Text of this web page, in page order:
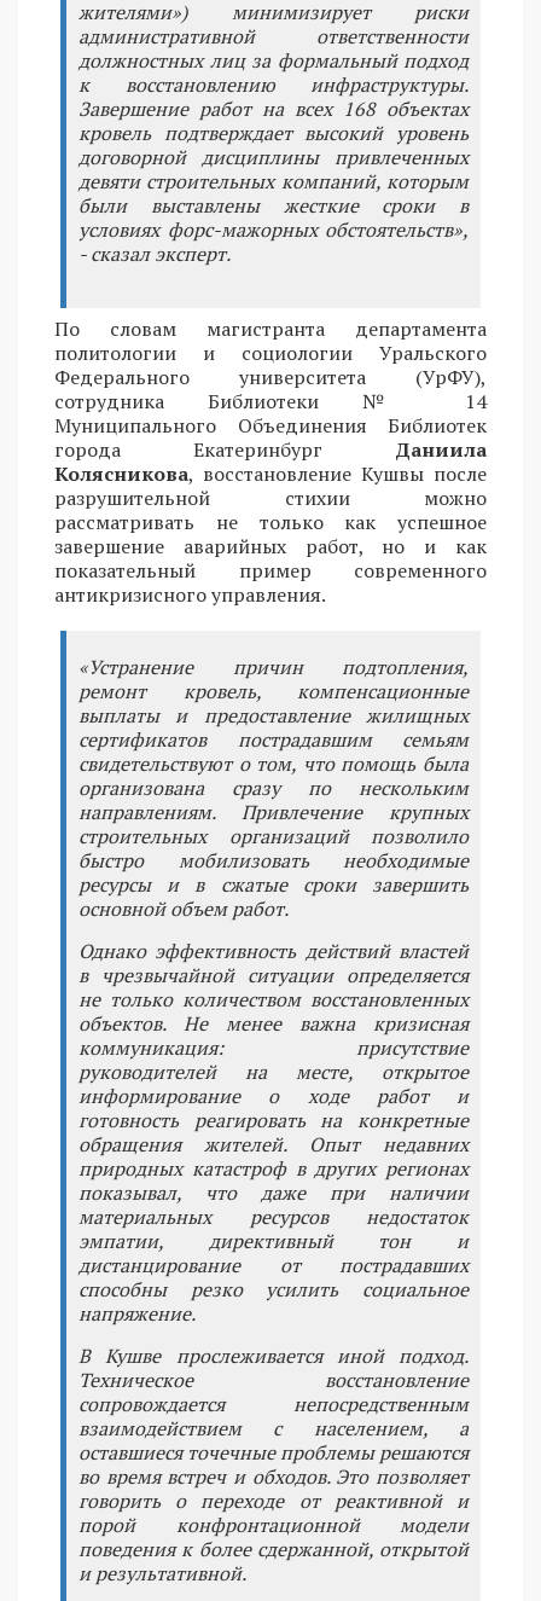
жителями») минимизирует риски
административной ответственности
должностных лиц за формальный подход
к восстановлению инфраструктуры.
Завершение работ на всех 168 объектах
кровель подтверждает высокий уровень
договорной дисциплины привлеченных
девяти строительных компаний, которым
были выставлены жесткие сроки в
условиях форс-мажорных обстоятельств»,
- сказал эксперт.
По словам магистранта департамента
политологии и социологии Уральского
Федерального университета (УрФУ),
сотрудника Библиотеки № 14
Муниципального Объединения Библиотек
города Екатеринбург Даниила
Колясникова, восстановление Кушвы после
разрушительной стихии можно
рассматривать не только как успешное
завершение аварийных работ, но и как
показательный пример современного
антикризисного управления.
«Устранение причин подтопления,
ремонт кровель, компенсационные
выплаты и предоставление жилищных
сертификатов пострадавшим семьям
свидетельствуют о том, что помощь была
организована сразу по нескольким
направлениям. Привлечение крупных
строительных организаций позволило
быстро мобилизовать необходимые
ресурсы и в сжатые сроки завершить
основной объем работ.
Однако эффективность действий властей
в чрезвычайной ситуации определяется
не только количеством восстановленных
объектов. Не менее важна кризисная
коммуникация: присутствие
руководителей на месте, открытое
информирование о ходе работ и
готовность реагировать на конкретные
обращения жителей. Опыт недавних
природных катастроф в других регионах
показывал, что даже при наличии
материальных ресурсов недостаток
эмпатии, директивный тон и
дистанцирование от пострадавших
способны резко усилить социальное
напряжение.
В Кушве прослеживается иной подход.
Техническое восстановление
сопровождается непосредственным
взаимодействием с населением, а
оставшиеся точечные проблемы решаются
во время встреч и обходов. Это позволяет
говорить о переходе от реактивной и
порой конфронтационной модели
поведения к более сдержанной, открытой
и результативной.